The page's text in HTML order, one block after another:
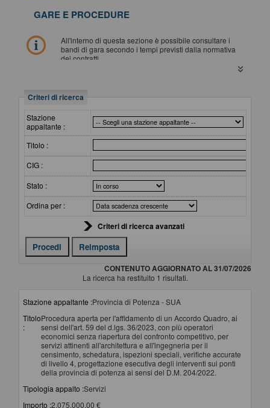
GARE E PROCEDURE
All'interno di questa sezione è possibile consultare i
bandi di gara secondo i tempi previsti dalla normativa
dei contratti.
Criteri di ricerca
Stazione
appaltante :
Titolo :
CIG :
Stato :
Ordina per :
Criteri di ricerca avanzati
CONTENUTO AGGIORNATO AL 31/07/2026
La ricerca ha restituito 1 risultati.
Stazione appaltante :Provincia di Potenza - SUA
Titolo
:
Procedura aperta per l'affidamento di un Accordo Quadro, ai
sensi dell'art. 59 del d.lgs. 36/2023, con più operatori
economici senza riapertura del confronto competitivo, per
servizi attinenti all'architettura e all'ingegneria per il
censimento, schedatura, ispezioni speciali, verifiche accurate
di livello 4, progettazione esecutiva degli interventi sui ponti
della provincia di potenza ai sensi del D.M. 204/2022.
Tipologia appalto :Servizi
Importo :2.075.000,00 €